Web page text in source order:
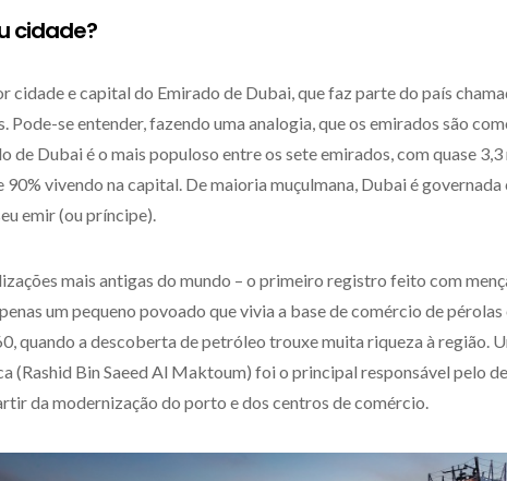
cidade?
cidade e capital do Emirado de Dubai, que faz parte do país
Pode-se entender, fazendo uma analogia, que os emirados são
de Dubai é o mais populoso entre os sete emirados, com quase
90% vivendo na capital. De maioria muçulmana, Dubai é
emir (ou príncipe).
mais antigas do mundo – o primeiro registro feito com
um pequeno povoado que vivia a base de comércio de pérolas
quando a descoberta de petróleo trouxe muita riqueza à região.
(Rashid Bin Saeed Al Maktoum) foi o principal responsável pelo
da modernização do porto e dos centros de comércio.